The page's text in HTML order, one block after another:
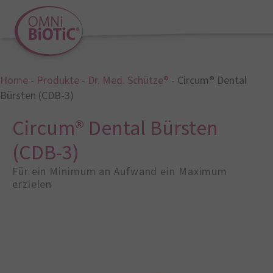
Home - Produkte - Dr. Med. Schütze® - Circum® Dental
Bürsten (CDB-3)
Circum® Dental Bürsten
(CDB-3)
Für ein Minimum an Aufwand ein Maximum
erzielen